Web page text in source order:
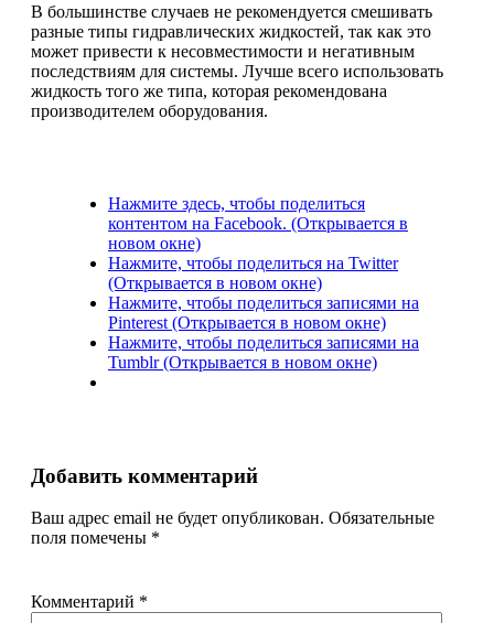
В большинстве случаев не рекомендуется смешивать
разные типы гидравлических жидкостей, так как это
может привести к несовместимости и негативным
последствиям для системы. Лучше всего использовать
жидкость того же типа, которая рекомендована
производителем оборудования.
Нажмите здесь, чтобы поделиться
контентом на Facebook. (Открывается в
новом окне)
Нажмите, чтобы поделиться на Twitter
(Открывается в новом окне)
Нажмите, чтобы поделиться записями на
Pinterest (Открывается в новом окне)
Нажмите, чтобы поделиться записями на
Tumblr (Открывается в новом окне)
Добавить комментарий
Ваш адрес email не будет опубликован. Обязательные
поля помечены *
Комментарий *